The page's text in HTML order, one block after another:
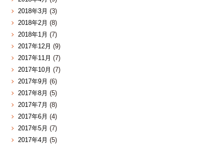
2018年3月 (3)
2018年2月 (8)
2018年1月 (7)
2017年12月 (9)
2017年11月 (7)
2017年10月 (7)
2017年9月 (6)
2017年8月 (5)
2017年7月 (8)
2017年6月 (4)
2017年5月 (7)
2017年4月 (5)